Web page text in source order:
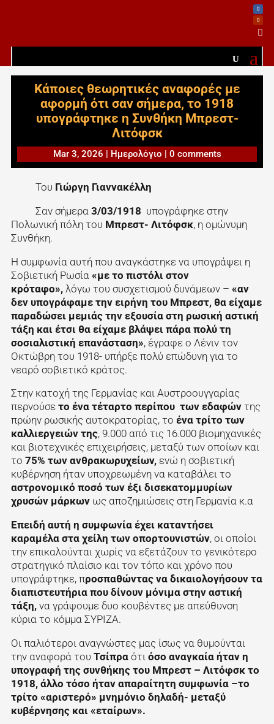

Κάποιες θεωρητικές αναφορές με
αφορμή ότι σαν σήμερα, το 1918
υπογράφτηκε η Συνθήκη Μπρεστ-
Λιτόφσκ
Mar 3, 2026 | Ημερολόγιο | 0 comments
Του Γιώργη Γιαννακέλλη
Σαν σήμερα 3/03/1918 υπογράφηκε στην
Πολωνική πόλη του Μπρεστ- Λιτόφσκ, η ομώνυμη
Συνθήκη.
Η συμφωνία αυτή που αναγκάστηκε να υπογράψει η
Σοβιετική Ρωσία «με το πιστόλι στον
κρόταφο»,λόγω του συσχετισμού δυνάμεων – «αν
δεν υπογράφαμε την ειρήνη του Μπρεστ, θα είχαμε
παραδώσει μεμιάς την εξουσία στη ρωσική αστική
τάξη και έτσι θα είχαμε βλάψει πάρα πολύ τη
σοσιαλιστική επανάσταση», έγραφε ο Λένιν τον
Οκτώβρη του 1918- υπήρξε πολύ επώδυνη για το
νεαρό σοβιετικό κράτος.
Στην κατοχή της Γερμανίας και Αυστροουγγαρίας
περνούσε το ένα τέταρτο περίπου των εδαφώντης
πρώην ρωσικής αυτοκρατορίας, το ένα τρίτο των
καλλιεργειών της, 9.000 από τις 16.000 βιομηχανικές
και βιοτεχνικές επιχειρήσεις, μεταξύ των οποίων και
το 75% των ανθρακωρυχείων,ενώ η σοβιετική
κυβέρνηση ήταν υποχρεωμένη να καταβάλει το
αστρονομικό ποσό των έξι δισεκατομμυρίων
χρυσών μάρκωνως αποζημιώσεις στη Γερμανία κ.α
Επειδή αυτή η συμφωνία έχει καταντήσει
καραμέλα στα χείλη των οπορτουνιστών, οι οποίοι
την επικαλούνται χωρίς να εξετάζουν το γενικότερο
στρατηγικό πλαίσιο και τον τόπο και χρόνο που
υπογράφτηκε, προσπαθώντας να δικαιολογήσουν τα
διαπιστευτήρια που δίνουν μόνιμα στην αστική
τάξη, να γράψουμε δυο κουβέντες με απεύθυνση
κύρια το κόμμα ΣΥΡΙΖΑ.
Οι παλιότεροι αναγνώστες μας ίσως να θυμούνται
την αναφορά του Τσίπραότι όσο αναγκαία ήταν η
υπογραφή της συνθήκης του Μπρεστ – Λιτόφσκ το
1918, άλλο τόσο ήταν απαραίτητη συμφωνία –το
τρίτο «αριστερό» μνημόνιο δηλαδή- μεταξύ
κυβέρνησης και «εταίρων».